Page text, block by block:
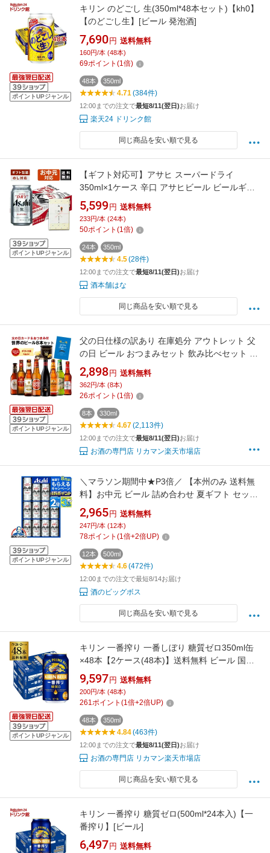
ポイントUPジャンル
キリン のどごし 生(350ml*48本セット)【kh0】
【のどごし生】[ビール 発泡酒]
7,690 円 送料無料
160円/本 (48本)
69ポイント (1倍)
48本 350ml
4.71(384件)
12:00までの注文で最短8/11(翌日)お届け
楽天24 ドリンク館
同じ商品を安い順で見る
ポイントUPジャンル
【ギフト対応可】アサヒ スーパードライ
350ml×1ケース 辛口 アサヒビール ビールギフ
ト 送料無料 贈答用 御祝 内祝い お返し 御供 新
築祝い お中元 お歳暮 父の日 母の日
5,599 円 送料無料
233円/本 (24本)
50ポイント (1倍)
24本 350ml
4.5(28件)
12:00までの注文で最短8/11(翌日)お届け
酒本舗はな
同じ商品を安い順で見る
ポイントUPジャンル
父の日仕様の訳あり 在庫処分 アウトレット 父
の日 ビール おつまみセット 飲み比べセット ギ
フト お酒父の日カード&おつまみ付 世界のビー
ル8本セット黒トリュフ風味ポテトチップス 送
料無料 詰め合わせ クラフトビール RSL
2,898 円 送料無料
362円/本 (8本)
26ポイント (1倍)
8本 330ml
4.67(2,113件)
12:00までの注文で最短8/11(翌日)お届け
お酒の専門店 リカマン楽天市場店
ポイントUPジャンル
＼マラソン期間中★P3倍／ 【本州のみ 送料無
料】お中元 ビール 詰め合わせ 夏ギフト セット
アサヒ AS-3N 『GIFT』スーパードライ 内祝い
誕生日 プレゼント 御中元 お中元ビール 3000円
以下 日付指定可 包装
2,965 円 送料無料
247円/本 (12本)
78ポイント (1倍+2倍UP)
12本 500ml
4.6(472件)
12:00までの注文で最短8/14お届け
酒のビッグボス
同じ商品を安い順で見る
ポイントUPジャンル
キリン 一番搾り 一番しぼり 糖質ゼロ350ml缶
×48本【2ケース(48本)】送料無料 ビール 国産
キリン 麒麟 缶ビール 糖質 AIB
9,597 円 送料無料
200円/本 (48本)
261ポイント (1倍+2倍UP)
48本 350ml
4.84(463件)
12:00までの注文で最短8/11(翌日)お届け
お酒の専門店 リカマン楽天市場店
同じ商品を安い順で見る
キリン 一番搾り 糖質ゼロ(500ml*24本入)【一
番搾り】[ビール]
6,497 円 送料無料